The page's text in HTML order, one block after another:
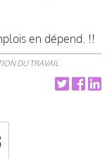
en dépend. !!
DU TRAVAIL